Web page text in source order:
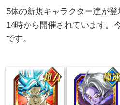
5体の新規キャラクター達が
14時から開催されています。
です。